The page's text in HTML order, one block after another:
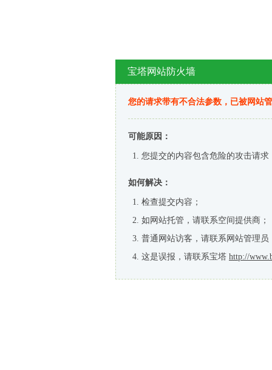
宝塔网站防火墙
您的请求带有不合法参数，已被网站
可能原因：
您提交的内容包含危险的攻击请求
如何解决：
检查提交内容；
如网站托管，请联系空间提供商；
普通网站访客，请联系网站管理员
这是误报，请联系宝塔 http://